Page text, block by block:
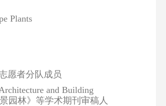
Plants
愿者分队成员
and Building
园林》等学术期刊审稿人